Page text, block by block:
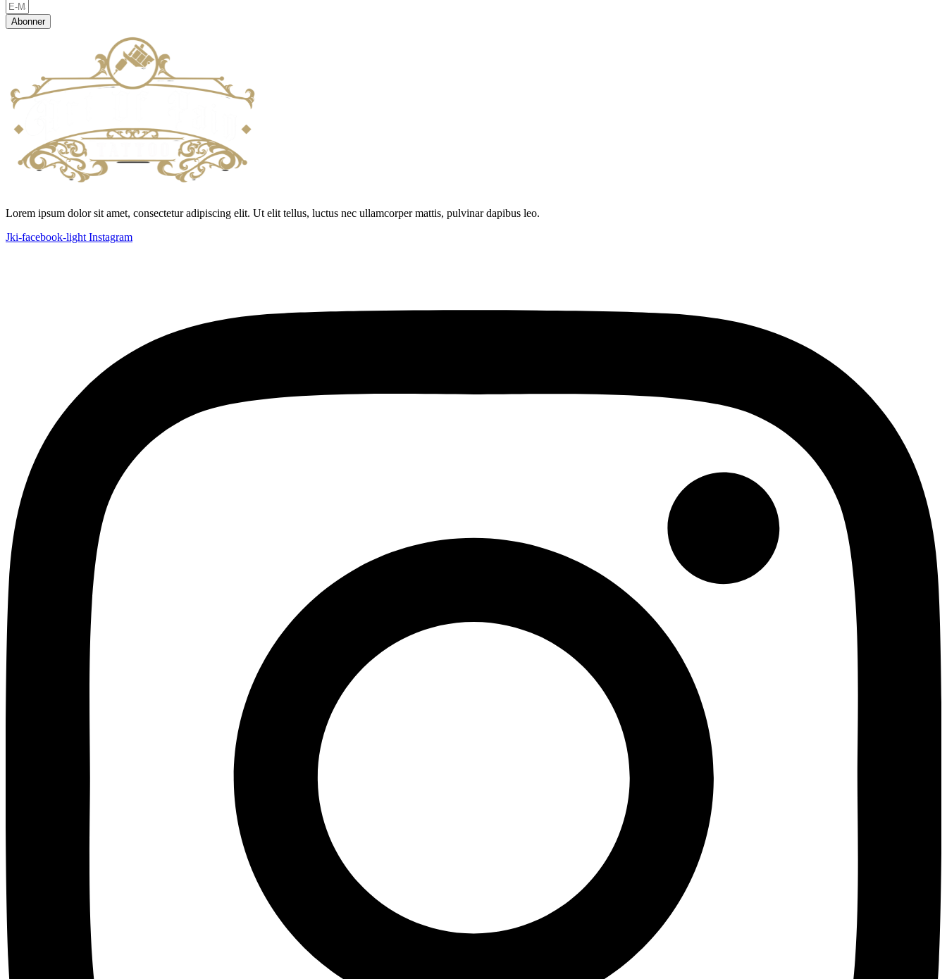
Abonner
Lorem ipsum dolor sit amet, consectetur adipiscing elit. Ut elit tellus, luctus nec ullamcorper mattis, pulvinar dapibus leo.
Jki-facebook-light Instagram